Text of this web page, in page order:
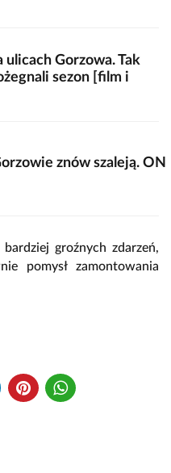
ulicach Gorzowa. Tak
sezon [film i
znów szaleją. ON
groźnych zdarzeń,
pomysł zamontowania